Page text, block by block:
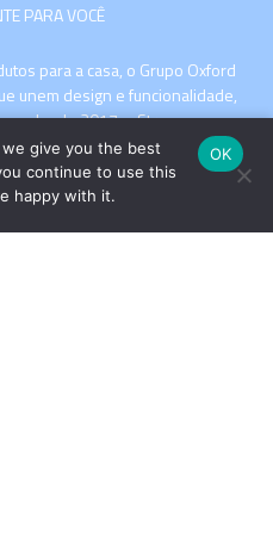
PARA VOCÊ
para a casa, o Grupo Oxford
unem design e funcionalidade,
e desde 2017, a Strauss – uma
valorizadas do segmento de
artesanal no Vale Europeu,
give you the best
continue to use this
happy with it.
OK